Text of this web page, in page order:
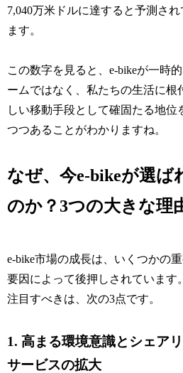
7,040万米ドルに達すると予測され
ます。
この数字を見ると、e-bikeが一時
ームではなく、私たちの生活に根
しい移動手段として確固たる地位
つつあることがわかりますね。
なぜ、今e-bikeが選ば
のか？3つの大きな理
e-bike市場の成長は、いくつかの
要因によって後押しされています
注目すべきは、次の3点です。
1. 高まる環境意識とシェア
サービスの拡大